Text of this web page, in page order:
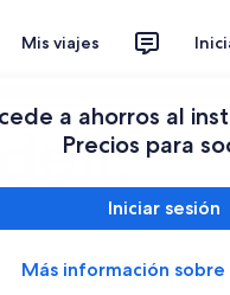
Mis viajes
a ahorros al
Precios para
Iniciar sesión
Más información sobre